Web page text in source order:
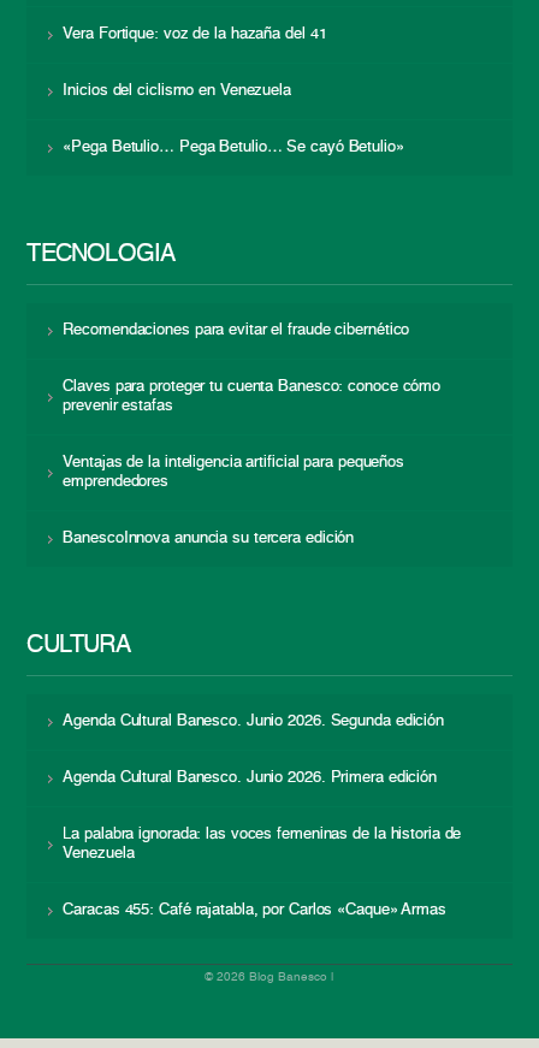
Vera Fortique: voz de la hazaña del 41
Inicios del ciclismo en Venezuela
«Pega Betulio… Pega Betulio… Se cayó Betulio»
TECNOLOGÍA
Recomendaciones para evitar el fraude cibernético
Claves para proteger tu cuenta Banesco: conoce cómo
prevenir estafas
Ventajas de la inteligencia artificial para pequeños
emprendedores
BanescoInnova anuncia su tercera edición
CULTURA
Agenda Cultural Banesco. Junio 2026. Segunda edición
Agenda Cultural Banesco. Junio 2026. Primera edición
La palabra ignorada: las voces femeninas de la historia de
Venezuela
Caracas 455: Café rajatabla, por Carlos «Caque» Armas
© 2026 Blog Banesco |